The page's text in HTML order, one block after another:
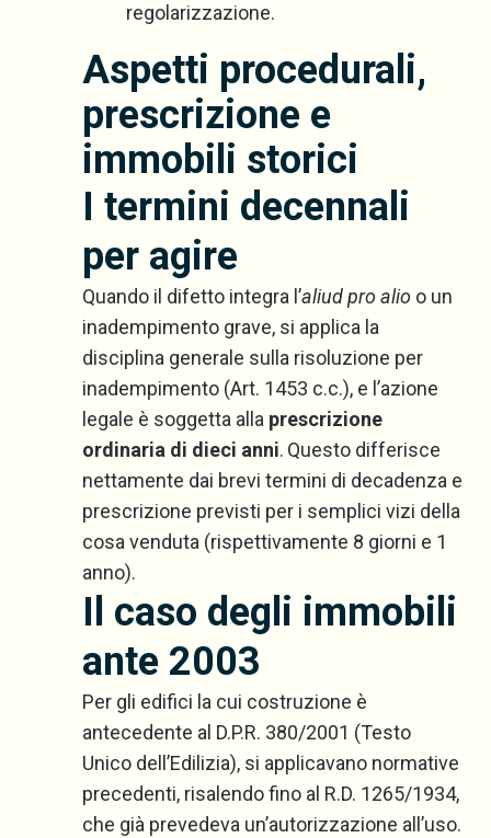
regolarizzazione.
Aspetti procedurali,
prescrizione e
immobili storici
I termini decennali
per agire
Quando il difetto integra l’aliud pro alio o un
inadempimento grave, si applica la
disciplina generale sulla risoluzione per
inadempimento (Art. 1453 c.c.), e l’azione
legale è soggetta alla prescrizione
ordinaria di dieci anni. Questo differisce
nettamente dai brevi termini di decadenza e
prescrizione previsti per i semplici vizi della
cosa venduta (rispettivamente 8 giorni e 1
anno).
Il caso degli immobili
ante 2003
Per gli edifici la cui costruzione è
antecedente al D.P.R. 380/2001 (Testo
Unico dell’Edilizia), si applicavano normative
precedenti, risalendo fino al R.D. 1265/1934,
che già prevedeva un’autorizzazione all’uso.